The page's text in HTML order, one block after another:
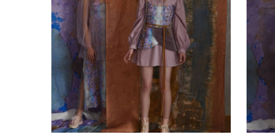
Шелковый корсет/ Silk
corset
от 27 000 pуб.